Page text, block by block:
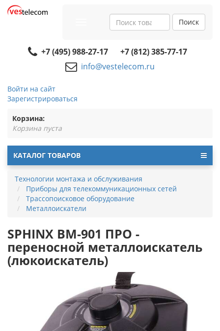
navigation
Поиск
+7 (495) 988-27-17
+7 (812) 385-77-17
info@vestelecom.ru
Войти на сайт
Зарегистрироваться
Корзина:
Корзина пуста
КАТАЛОГ ТОВАРОВ
Технологии монтажа и обслуживания
Приборы для телекоммуникационных сетей
Трассопоисковое оборудование
Металлоискатели
SPHINX ВМ-901 ПРО -
переносной металлоискатель
(люкоискатель)